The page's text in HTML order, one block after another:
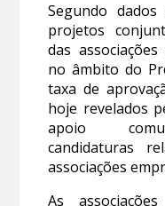
Segundo
projetos
das
no âmbito do
taxa de
hoje revelados
apoio
candidaturas
associações
As